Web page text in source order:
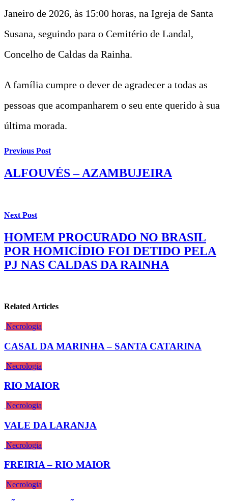
Janeiro de 2026, às 15:00 horas, na Igreja de Santa
Susana, seguindo para o Cemitério de Landal,
Concelho de Caldas da Rainha.
A família cumpre o dever de agradecer a todas as
pessoas que acompanharem o seu ente querido à sua
última morada.
Previous Post
ALFOUVÉS – AZAMBUJEIRA
Next Post
HOMEM PROCURADO NO BRASIL
POR HOMICÍDIO FOI DETIDO PELA
PJ NAS CALDAS DA RAINHA
Related Articles
Necrologia
CASAL DA MARINHA – SANTA CATARINA
Necrologia
RIO MAIOR
Necrologia
VALE DA LARANJA
Necrologia
FREIRIA – RIO MAIOR
Necrologia